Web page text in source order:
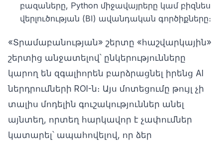
բազաները, Python միջավայրերը կամ բիզնես
վերլուծության (BI) ավանդական գործիքները։
«Տրամաբանության» շերտը «հաշվարկային»
շերտից անջատելով՝ ընկերությունները
կարող են զգալիորեն բարձրացնել իրենց AI
ներդրումների ROI-ն։ Այս մոտեցումը թույլ չի
տալիս մոդելին գուշակություններ անել
այնտեղ, որտեղ հարկավոր է չափումներ
կատարել՝ ապահովելով, որ ձեր